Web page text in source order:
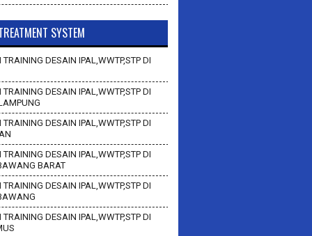
SYSTEM
TRAINING DESAIN IPAL,WWTP,STP DI
TRAINING DESAIN IPAL,WWTP,STP DI
TRAINING DESAIN IPAL,WWTP,STP DI
TRAINING DESAIN IPAL,WWTP,STP DI
BARAT
TRAINING DESAIN IPAL,WWTP,STP DI
TRAINING DESAIN IPAL,WWTP,STP DI